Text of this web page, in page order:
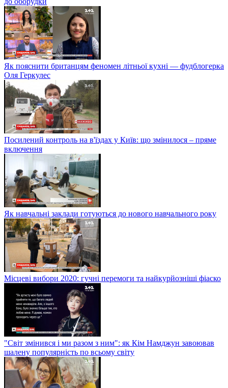
Як пояснити британцям феномен літньої кухні — фудблогерка
Оля Геркулес
Посилений контроль на в'їздах у Київ: що змінилося – пряме
включення
Як навчальні заклади готуються до нового навчального року
Місцеві вибори 2020: гучні перемоги та найкурйозніші фіаско
"Світ змінився і ми разом з ним": як Кім Намджун завоював
шалену популярність по всьому світу